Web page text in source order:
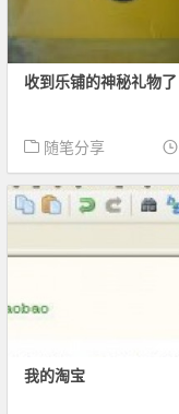
收到乐铺的神秘礼物了
随笔分享
我的淘宝